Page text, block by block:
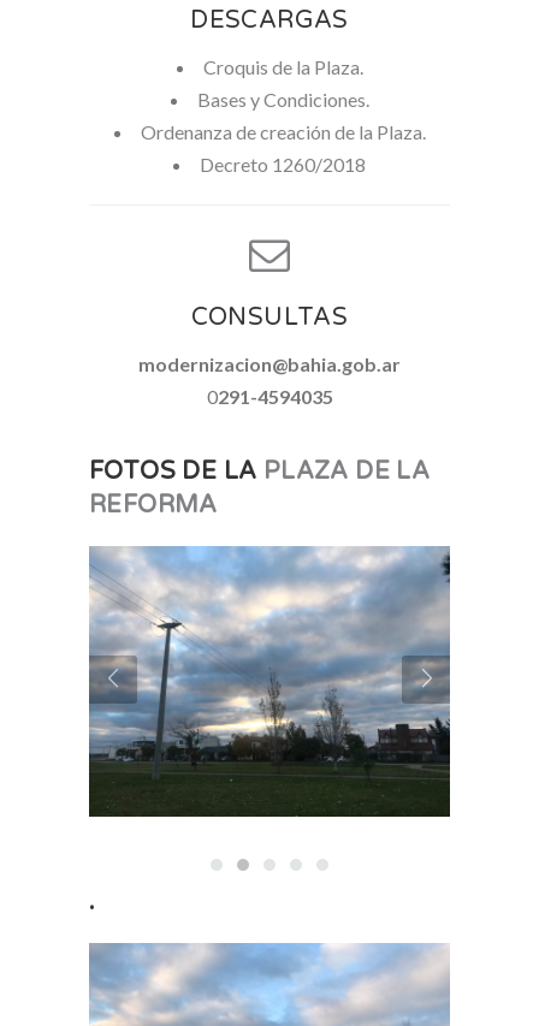
DESCARGAS
Croquis de la Plaza.
Bases y Condiciones.
Ordenanza de creación de la Plaza.
Decreto 1260/2018
CONSULTAS
modernizacion@bahia.gob.ar
0291-4594035
FOTOS DE LA PLAZA DE LA
REFORMA
.